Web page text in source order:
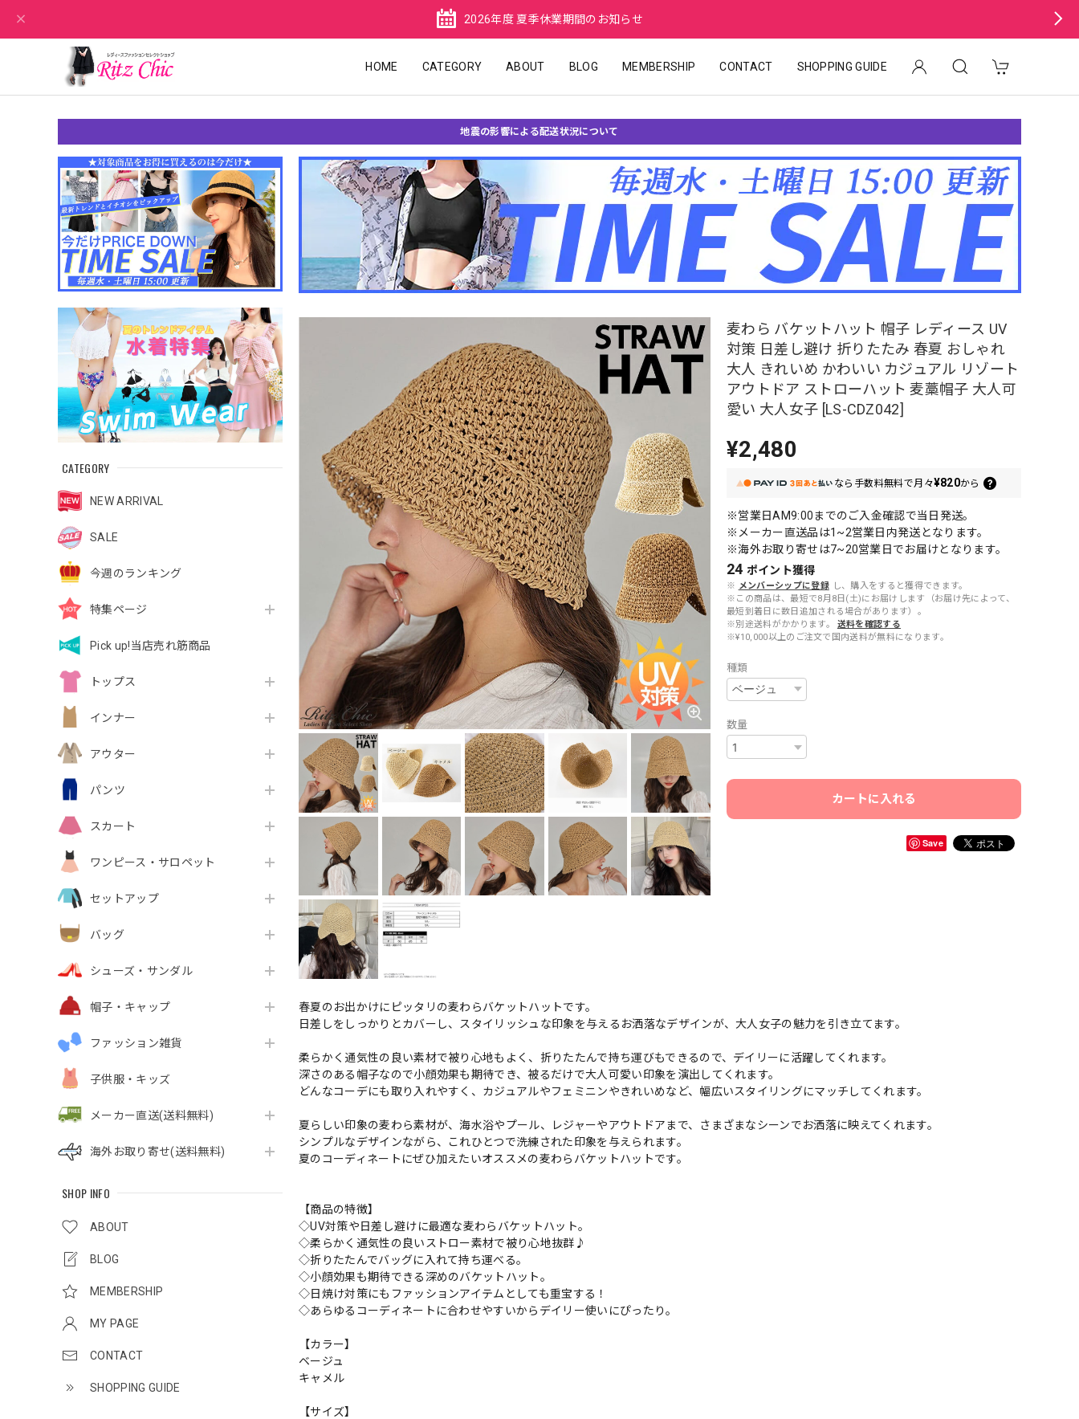
2026年度 夏季休業期間のお知らせ
HOME CATEGORY ABOUT BLOG MEMBERSHIP CONTACT SHOPPING GUIDE
地震の影響による配送状況について
CATEGORY
NEW ARRIVAL
SALE
今週のランキング
特集ページ
Pick up!当店売れ筋商品
トップス
インナー
アウター
パンツ
スカート
ワンピース・サロペット
セットアップ
バッグ
シューズ・サンダル
帽子・キャップ
ファッション雑貨
子供服・キッズ
メーカー直送(送料無料)
海外お取り寄せ(送料無料)
SHOP INFO
ABOUT
BLOG
MEMBERSHIP
MY PAGE
CONTACT
SHOPPING GUIDE
麦わら バケットハット 帽子 レディース UV
対策 日差し避け 折りたたみ 春夏 おしゃれ
大人 きれいめ かわいい カジュアル リゾート
アウトドア ストローハット 麦藁帽子 大人可
愛い 大人女子 [LS-CDZ042]
¥2,480
なら 手数料無料で月々¥820から
※営業日AM9:00までのご入金確認で当日発送。
※メーカー直送品は1~2営業日内発送となります。
※海外お取り寄せは7~20営業日でお届けとなります。
24 ポイント獲得
※ メンバーシップに登録 し、購入をすると獲得できます。
※この商品は、最短で8月8日(土)にお届けします（お届け先によって、
最短到着日に数日追加される場合があります）。
※別途送料がかかります。
送料を確認する
※¥10,000以上のご注文で国内送料が無料になります。
種類
数量
カートに入れる
Save
春夏のお出かけにピッタリの麦わらバケットハットです。
日差しをしっかりとカバーし、スタイリッシュな印象を与えるお洒落なデザインが、大人女子の魅力を引き立てます。
柔らかく通気性の良い素材で被り心地もよく、折りたたんで持ち運びもできるので、デイリーに活躍してくれます。
深さのある帽子なので小顔効果も期待でき、被るだけで大人可愛い印象を演出してくれます。
どんなコーデにも取り入れやすく、カジュアルやフェミニンやきれいめなど、幅広いスタイリングにマッチしてくれます。
夏らしい印象の麦わら素材が、海水浴やプール、レジャーやアウトドアまで、さまざまなシーンでお洒落に映えてくれます。
シンプルなデザインながら、これひとつで洗練された印象を与えられます。
夏のコーディネートにぜひ加えたいオススメの麦わらバケットハットです。
【商品の特徴】
◇UV対策や日差し避けに最適な麦わらバケットハット。
◇柔らかく通気性の良いストロー素材で被り心地抜群♪
◇折りたたんでバッグに入れて持ち運べる。
◇小顔効果も期待できる深めのバケットハット。
◇日焼け対策にもファッションアイテムとしても重宝する！
◇あらゆるコーディネートに合わせやすいからデイリー使いにぴったり。
【カラー】
ベージュ
キャメル
【サイズ】